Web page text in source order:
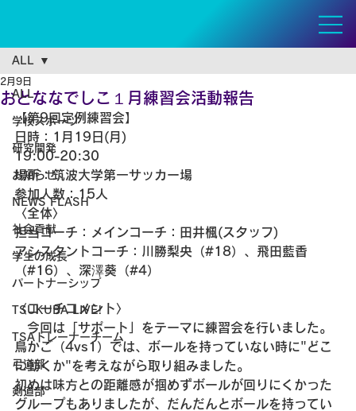
ALL
学校スポーツ
研究開発
お知らせ
NEWS FLASH
社会貢献
学生の成長
パートナーシップ
TSUKUBA LIVE!
TSAトレーナーチーム
弓道部
剣道部
ALL
おとななでしこ１月練習会活動報告
2月9日
【第9回定例練習会】
日時：1月19日(月)
19:00-20:30
場所：筑波大学第一サッカー場
参加人数：15人
〈全体〉
担当コーチ：メインコーチ：田井楓(スタッフ)
アシスタントコーチ：川勝梨央（#18）、飛田藍香
（#16）、深澤葵（#4）
〈コーチコメント〉
今回は「サポート」をテーマに練習会を行いました。
鳥かご（4vs1）では、ボールを持っていない時に"どこ
に動くか"を考えながら取り組みました。
初めは味方との距離感が掴めずボールが回りにくかった
グループもありましたが、だんだんとボールを持ってい